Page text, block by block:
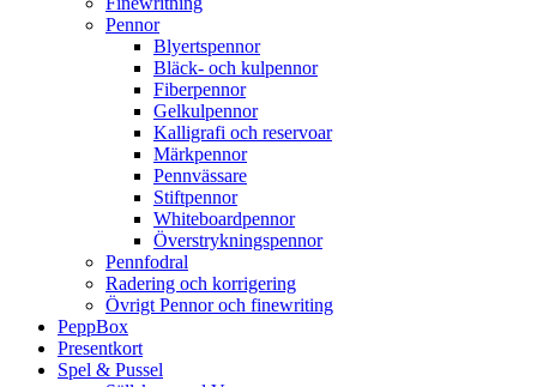
Pennor
Blyertspennor
Bläck- och kulpennor
Fiberpennor
Gelkulpennor
Kalligrafi och reservoar
Märkpennor
Pennvässare
Stiftpennor
Whiteboardpennor
Överstrykningspennor
Pennfodral
Radering och korrigering
Övrigt Pennor och finewriting
PeppBox
Presentkort
Spel & Pussel